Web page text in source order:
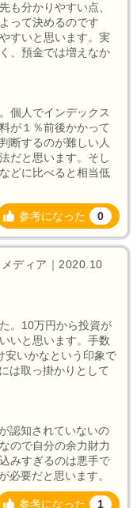
も分かりやすい点、
って決めるのです
すいと思います。実
、預金では増えなか
個人でインデックス
が１％前後かかって
断するのが難しい人
だと思います。そし
どに比べると相当低
参考になった 0
ディア｜2020.10
。10万円から投資が
いと思います。手数
安いかなという印象で
は取っ掛かりとして
認知されていないの
ので自分の余力財力
みすぎるのは悪手で
必要だと思います。
参考になった 1